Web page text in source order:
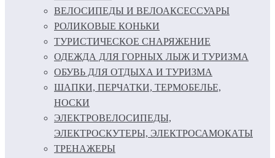
ВЕЛОСИПЕДЫ И ВЕЛОАКСЕССУАРЫ
РОЛИКОВЫЕ КОНЬКИ
ТУРИСТИЧЕСКОЕ СНАРЯЖЕНИЕ
ОДЕЖДА ДЛЯ ГОРНЫХ ЛЫЖ И ТУРИЗМА
ОБУВЬ ДЛЯ ОТДЫХА И ТУРИЗМА
ШАПКИ, ПЕРЧАТКИ, ТЕРМОБЕЛЬЕ,
НОСКИ
ЭЛЕКТРОВЕЛОСИПЕДЫ,
ЭЛЕКТРОСКУТЕРЫ, ЭЛЕКТРОСАМОКАТЫ
ТРЕНАЖЕРЫ